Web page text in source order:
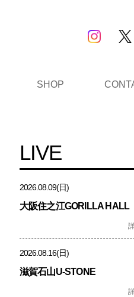
SHOP
LIVE
2026.08.09(日)
大阪住之江GORILLA HALL
2026.08.16(日)
滋賀石山U-STONE